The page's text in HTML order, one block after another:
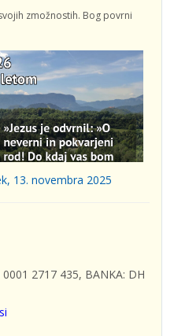
zmožnostih. Bog povrni
13. novembra 2025
2717 435, BANKA: DH